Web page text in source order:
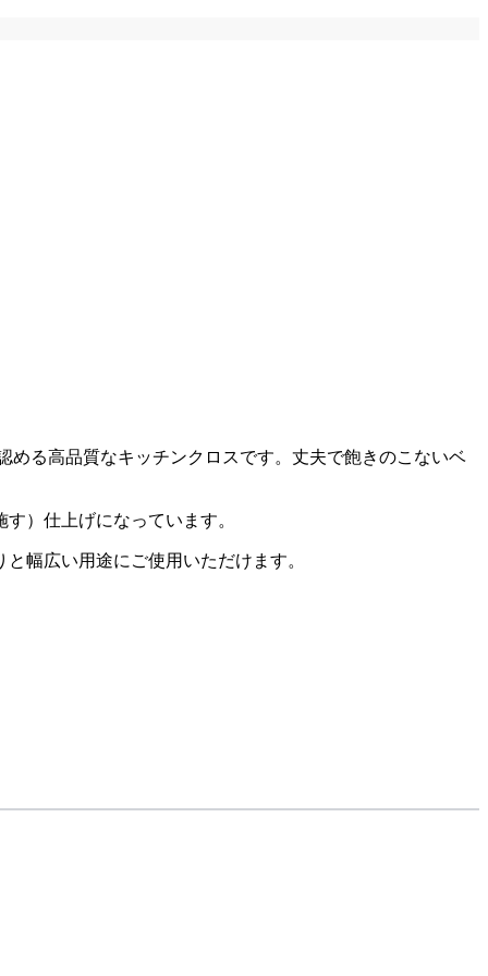
る高品質なキッチンクロスです。丈夫で飽きのこないベ
）仕上げになっています。
幅広い用途にご使用いただけます。